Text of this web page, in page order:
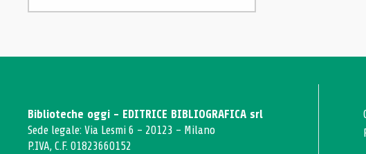
Biblioteche oggi - EDITRICE BIBLIOGRAFICA srl
Sede legale: Via Lesmi 6 - 20123 - Milano
P.IVA, C.F. 01823660152